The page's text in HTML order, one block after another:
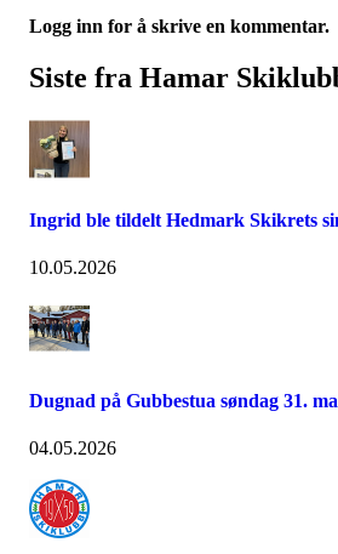
Logg inn for å skrive en kommentar.
Siste fra Hamar
Ingrid ble tildelt Hedmark Skikrets
10.05.2026
Dugnad på Gubbestua søndag 31.
04.05.2026